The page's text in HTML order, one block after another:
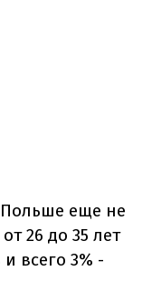
Польше еще не
26 до 35 лет
всего 3% -